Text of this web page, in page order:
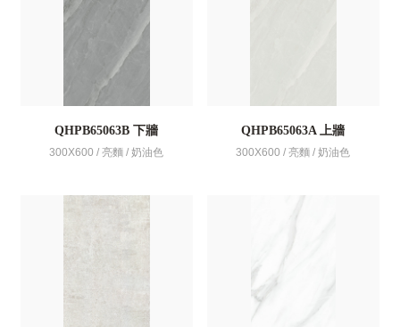
QHPB65063B 下牆
300X600 / 亮麵 / 奶油色
QHPB65063A 上牆
300X600 / 亮麵 / 奶油色